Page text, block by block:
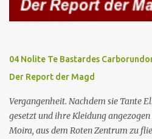
Botschafterin Castillo konfrontiert
Platz einer Frau”, das als Manifest
oberstes Gut die Fortpflanzung ist.
wo Serena stolz die „Kinder von
Gelegenheit, mit Castillo unter vier
04 Nolite Te Bastardes
Der Report der Magd
Vergangenheit. Nachdem sie Tante
gesetzt und ihre Kleidung
Moira, aus dem Roten Zentrum zu